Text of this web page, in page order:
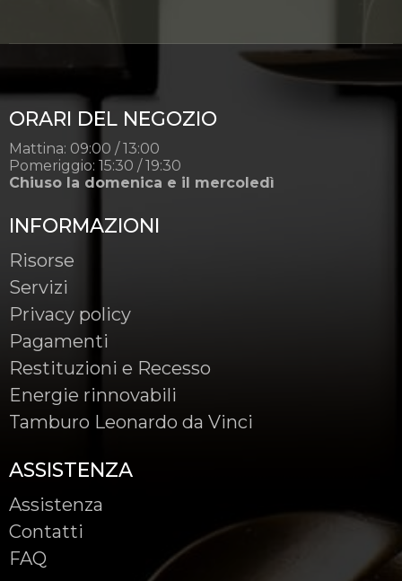
ORARI DEL NEGOZIO
Mattina: 09:00 / 13:00
Pomeriggio: 15:30 / 19:30
Chiuso la domenica e il mercoledì
INFORMAZIONI
Risorse
Servizi
Privacy policy
Pagamenti
Restituzioni e Recesso
Energie rinnovabili
Tamburo Leonardo da Vinci
ASSISTENZA
Assistenza
Contatti
FAQ